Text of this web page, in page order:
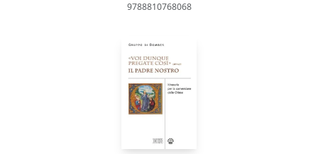
9788810768068